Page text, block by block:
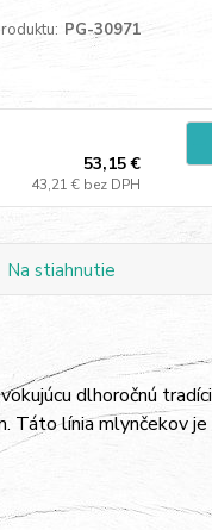
PG-30971
53,15 €
43,21 € bez DPH
Na stiahnutie
dlhoročnú
Táto línia mlynčekov